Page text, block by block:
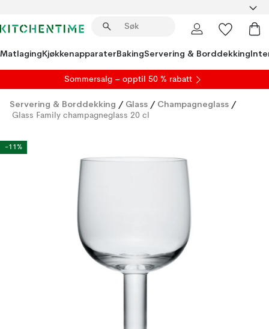
MatlagingKjøkkenapparaterBakingServering & Borddekking
Sommersalg – opptil 50 % rabatt
Servering & Borddekking / Glass / Champagneglass /
Glass Family champagneglass 20 cl
-11%